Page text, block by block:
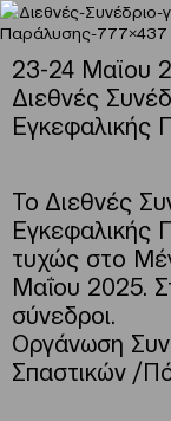
23-24 Μαϊου
Διεθνές
Εγκεφαλικής
Το Διεθνές
Εγκεφαλικής
τυχώς στο
Μαΐου 2025.
σύνεδροι.
Οργάνωση
Σπαστικών /